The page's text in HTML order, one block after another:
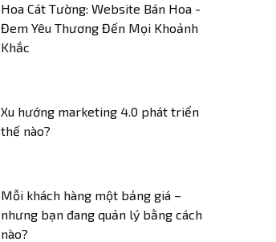
Hoa Cát Tường: Website Bán Hoa -
Đem Yêu Thương Đến Mọi Khoảnh
Khắc
Xu hướng marketing 4.0 phát triển
thế nào?
Mỗi khách hàng một bảng giá –
nhưng bạn đang quản lý bằng cách
nào?